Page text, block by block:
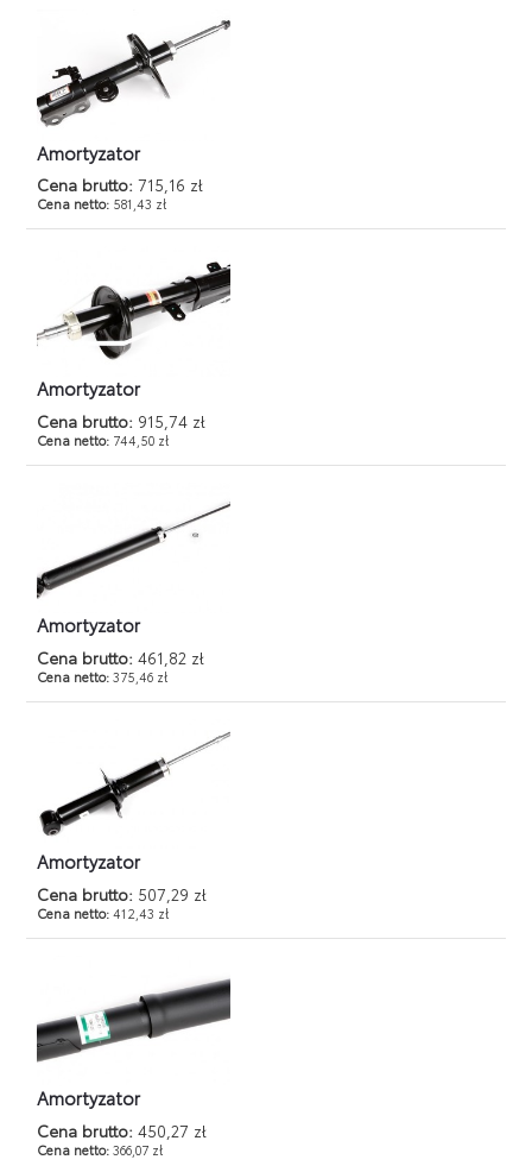
Amortyzator
Cena brutto: 715,16 zł
Cena netto: 581,43 zł
Amortyzator
Cena brutto: 915,74 zł
Cena netto: 744,50 zł
Amortyzator
Cena brutto: 461,82 zł
Cena netto:375,46 zł
Amortyzator
Cena brutto: 507,29 zł
Cena netto:412,43 zł
Amortyzator
Cena brutto: 450,27 zł
Cena netto:366,07 zł